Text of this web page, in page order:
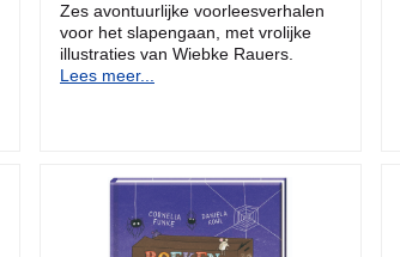
Zes avontuurlijke voorleesverhalen
voor het slapengaan, met vrolijke
illustraties van Wiebke Rauers.
Lees meer...